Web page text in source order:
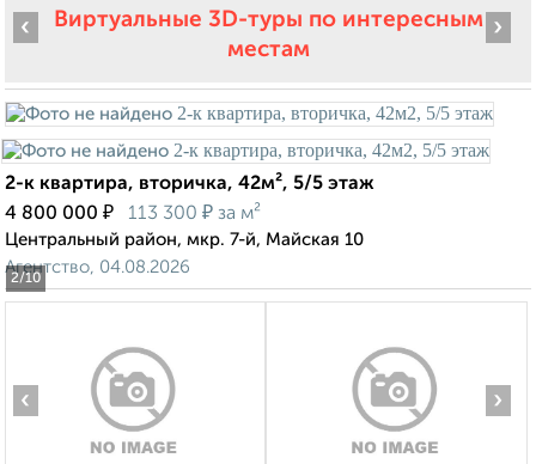
Виртуальные 3D-туры по интересным
местам
2/10
‹ ›
2-к квартира, вторичка, 42м², 5/5 этаж
4 800 000 ₽ 113 300 ₽ за м²
Центральный район, мкр. 7-й, Майская 10
Агентство, 04.08.2026
‹ ›